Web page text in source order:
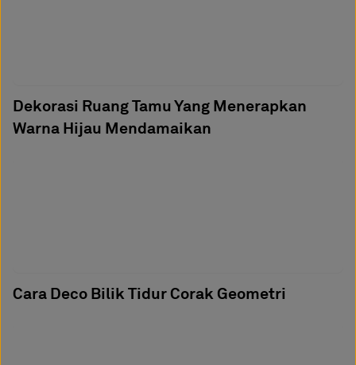
Dekorasi Ruang Tamu Yang Menerapkan
Warna Hijau Mendamaikan
Cara Deco Bilik Tidur Corak Geometri